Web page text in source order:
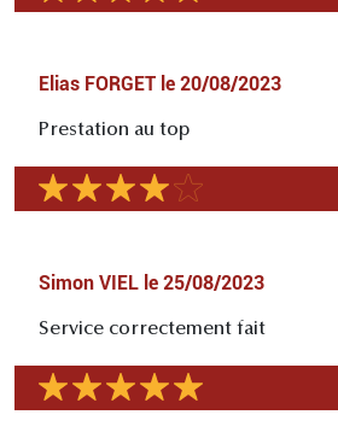
Elias FORGET le 20/08/2023
Prestation au top
Simon VIEL le 25/08/2023
Service correctement fait